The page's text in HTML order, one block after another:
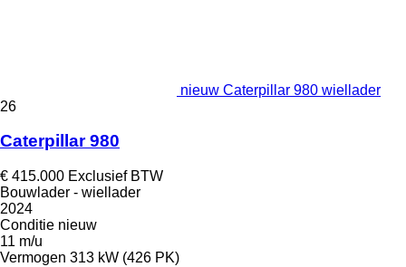
nieuw Caterpillar 980 wiellader
26
Caterpillar 980
€ 415.000 Exclusief BTW
Bouwlader - wiellader
2024
Conditie nieuw
11 m/u
Vermogen 313 kW (426 PK)